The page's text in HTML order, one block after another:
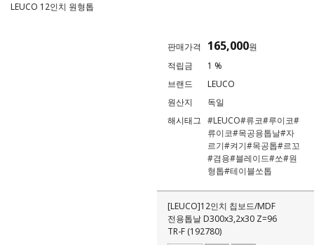
LEUCO 12인치 원형톱
판매가격 165,000원
적립금
1 %
브랜드
LEUCO
원산지
독일
해시태그 #LEUCO#류코#루이코#
류이코#목공용톱날#자
르기#켜기#목공톱#르꼬
#겸용#블레이드#쏘#원
형톱#테이블쏘톱
[LEUCO]12인치 칩보드/MDF
전용톱날 D300x3,2x30 Z=96
TR-F (192780)